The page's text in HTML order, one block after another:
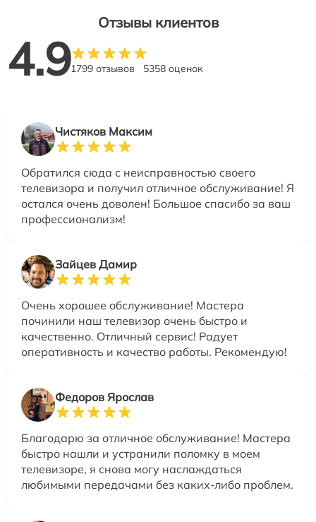
Отзывы клиентов
4.91799 отзывов 5358 оценок
Чистяков Максим
Обратился сюда с неисправностью своего
телевизора и получил отличное обслуживание! Я
остался очень доволен! Большое спасибо за ваш
профессионализм!
Зайцев Дамир
Очень хорошее обслуживание! Мастера
починили наш телевизор очень быстро и
качественно. Отличный сервис! Радует
оперативность и качество работы. Рекомендую!
Федоров Ярослав
Благодарю за отличное обслуживание! Мастера
быстро нашли и устранили поломку в моем
телевизоре, я снова могу наслаждаться
любимыми передачами без каких-либо проблем.